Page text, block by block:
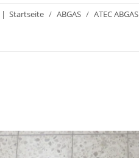
Startseite ABGAS ATEC ABGAS